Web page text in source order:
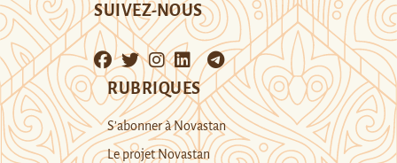
SUIVEZ-NOUS
RUBRIQUES
S’abonner à Novastan
Le projet Novastan